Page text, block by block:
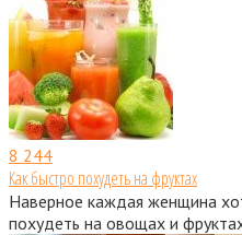
8 244
Как быстро похудеть на фруктах
Наверное каждая женщина
похудеть на овощах и